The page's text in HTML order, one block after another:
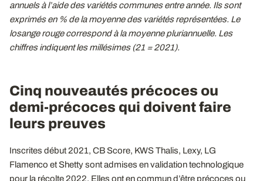
annuels à l’aide des variétés communes entre année. Ils sont
exprimés en % de la moyenne des variétés représentées. Le
losange rouge correspond à la moyenne pluriannuelle. Les
chiffres indiquent les millésimes (21 = 2021).
Cinq nouveautés précoces ou
demi-précoces qui doivent faire
leurs preuves
Inscrites début 2021, CB Score, KWS Thalis, Lexy, LG
Flamenco et Shettysont admises en validation technologique
pour la récolte 2022. Elles ont en commun d’être précoces ou